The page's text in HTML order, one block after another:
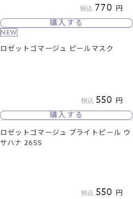
税込 770
購入する
NEW
ロゼットゴマージュ ピールマスク
税込 550
購入する
ロゼットゴマージュ ブライトピール ウ
サハナ 26SS
税込 550